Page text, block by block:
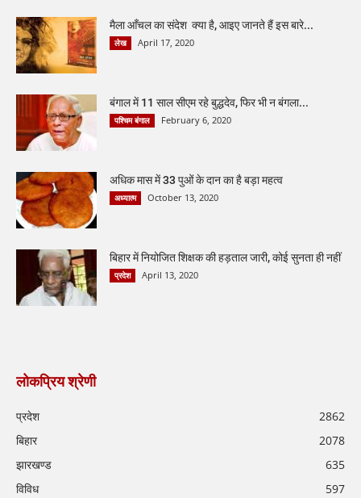
मैला आँचल का संदेश क्या है, आइए जानते हैं इस बारे...
लेख April 17, 2020
बंगाल में 11 साल सीएम रहे बुद्धदेव, फिर भी न बंगला...
पश्चिम बंगाल February 6, 2020
अधिक मास में 33 पुओं के दान का है बड़ा महत्व
अध्यात्म October 13, 2020
बिहार में नियोजित शिक्षक की हड़ताल जारी, कोई सुनता ही नहीं
प्रदेश April 13, 2020
लोकप्रिय श्रेणी
प्रदेश
2862
बिहार
2078
झारखण्ड
635
विविध
597